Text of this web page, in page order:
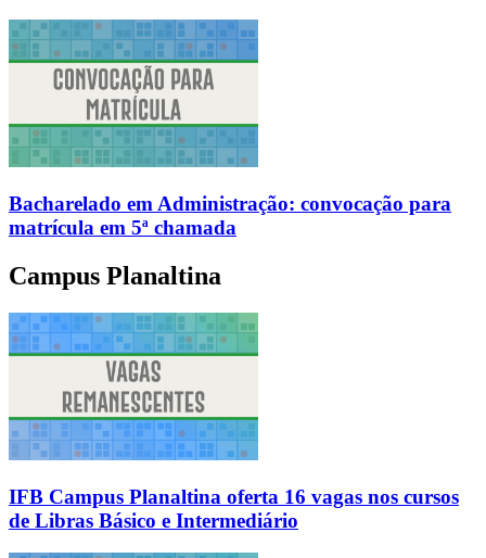
Bacharelado em Administração: convocação para
matrícula em 5ª chamada
Campus Planaltina
IFB Campus Planaltina oferta 16 vagas nos cursos
de Libras Básico e Intermediário